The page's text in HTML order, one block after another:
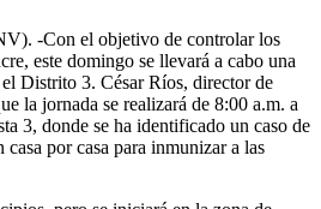
-Con el objetivo de controlar los
este domingo se llevará a cabo una
Distrito 3. César Ríos, director de
la jornada se realizará de 8:00 a.m. a
3, donde se ha identificado un caso de
por casa para inmunizar a las